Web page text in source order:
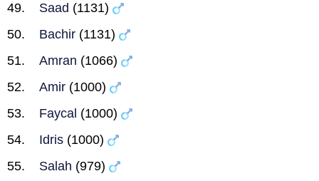
Saad (1131)
Bachir (1131)
Amran (1066)
Amir (1000)
Faycal (1000)
Idris (1000)
Salah (979)